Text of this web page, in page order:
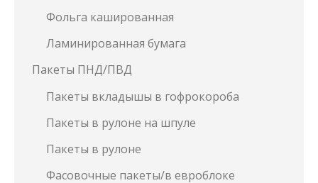
Фольга кашированная
Ламинированная бумага
Пакеты ПНД/ПВД
Пакеты вкладышы в гофрокороба
Пакеты в рулоне на шпуле
Пакеты в рулоне
Фасовочные пакеты/в евроблоке